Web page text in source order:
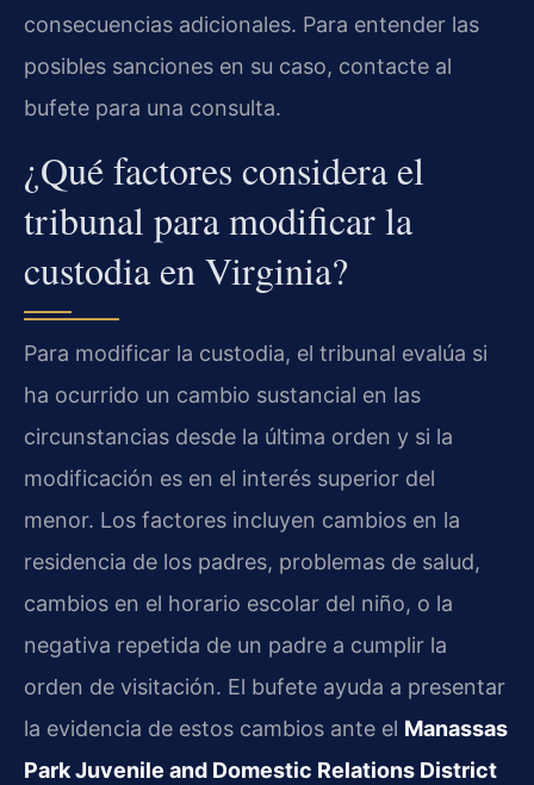
consecuencias adicionales. Para entender las
posibles sanciones en su caso, contacte al
bufete para una consulta.
¿Qué factores considera el
tribunal para modificar la
custodia en Virginia?
Para modificar la custodia, el tribunal evalúa si
ha ocurrido un cambio sustancial en las
circunstancias desde la última orden y si la
modificación es en el interés superior del
menor. Los factores incluyen cambios en la
residencia de los padres, problemas de salud,
cambios en el horario escolar del niño, o la
negativa repetida de un padre a cumplir la
orden de visitación. El bufete ayuda a presentar
la evidencia de estos cambios ante el Manassas
Park Juvenile and Domestic Relations District